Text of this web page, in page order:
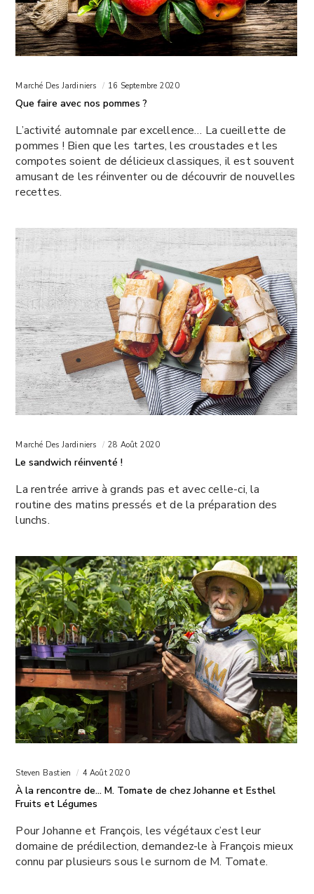
Marché Des Jardiniers 16 Septembre 2020
Que faire avec nos pommes ?
L’activité automnale par excellence… La cueillette de
pommes ! Bien que les tartes, les croustades et les
compotes soient de délicieux classiques, il est souvent
amusant de les réinventer ou de découvrir de nouvelles
recettes.
Marché Des Jardiniers 28 Août 2020
Le sandwich réinventé !
La rentrée arrive à grands pas et avec celle-ci, la
routine des matins pressés et de la préparation des
lunchs.
Steven Bastien 4 Août 2020
À la rencontre de… M. Tomate de chez Johanne et Esthel
Fruits et Légumes
Pour Johanne et François, les végétaux c’est leur
domaine de prédilection, demandez-le à François mieux
connu par plusieurs sous le surnom de M. Tomate.